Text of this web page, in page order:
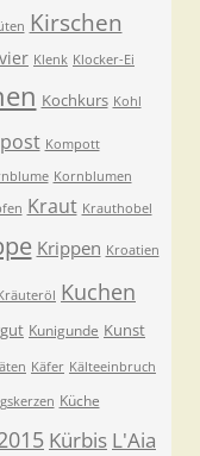
Kirschen
Klenk Klocker-Ei
Kochkurs Kohl
Kompott
Kornblumen
Kraut Krauthobel
Krippen Kroatien
Kuchen
Kunigunde Kunst
Käfer Kälteeinbruch
Küche
Kürbis L'Aia